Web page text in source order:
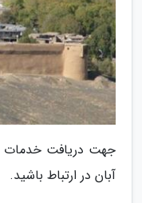
جهت دریافت خدمات
آبان در ارتباط باشید.